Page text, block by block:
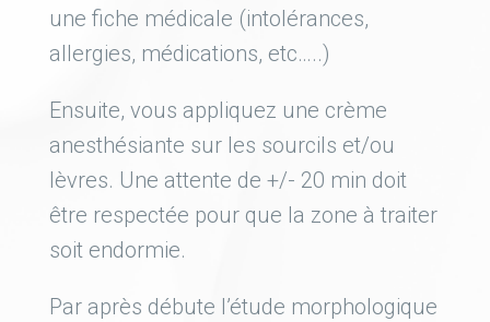
une fiche médicale (intolérances,
allergies, médications, etc…..)
Ensuite, vous appliquez une crème
anesthésiante sur les sourcils et/ou
lèvres. Une attente de +/- 20 min doit
être respectée pour que la zone à traiter
soit endormie.
Par après débute l’étude morphologique